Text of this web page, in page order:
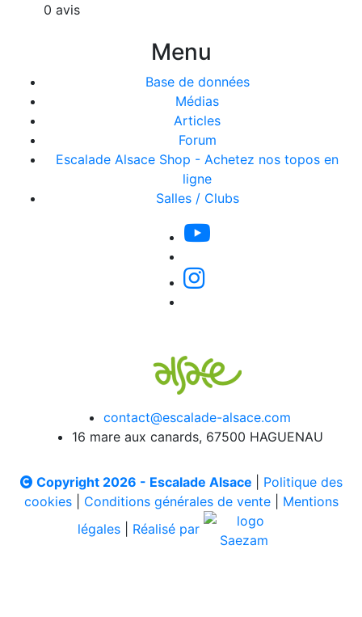
0 avis
Menu
Base de données
Médias
Articles
Forum
Escalade Alsace Shop - Achetez nos topos en
ligne
Salles / Clubs
contact@escalade-alsace.com
16 mare aux canards, 67500 HAGUENAU
Copyright 2026 - Escalade Alsace
Politique des
cookies| Conditions générales de vente| Mentions
légales
Réalisé par